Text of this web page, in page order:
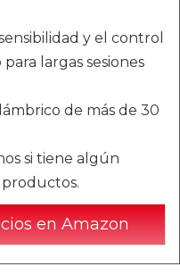
y el control
largas sesiones
de más de 30
si tiene algún
en Amazon